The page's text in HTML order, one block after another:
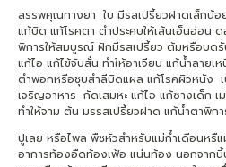
สรรพคุณทางยา ใบ มีรสเปรี้ยวฝาดเล็กน้อ
แก้บิด แก้โรคตา ตำประคบให้เส้นเอ็นอ่อน
พิการให้สมบูรณ์ ฝักมีรสเปรี้ยว ต้มหรือบดรั
แก้ไอ แก้ไข้จับสั่น ทำให้อาเจียน แก้น้ำลาย
ตำพอกหรือชุบสำลีบิดแผล แก้โรคผิวหนัง
เจริญอาหาร กัดเสมหะ แก้ไอ แก้ซางเด็ก เ
ทำให้จาม ต้น มรรสเปรี้ยวฝาด แก้น้ำตาพิก
ปูเลย หรือไพล พืชหัวสำหรับแม่ก๋ำเดือนห
อาการท้องอืดท้องเฟ้อ แน่นท้อง นอกจากนี้